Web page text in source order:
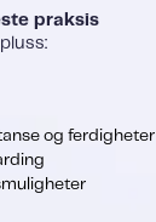
praksis
og ferdigheter